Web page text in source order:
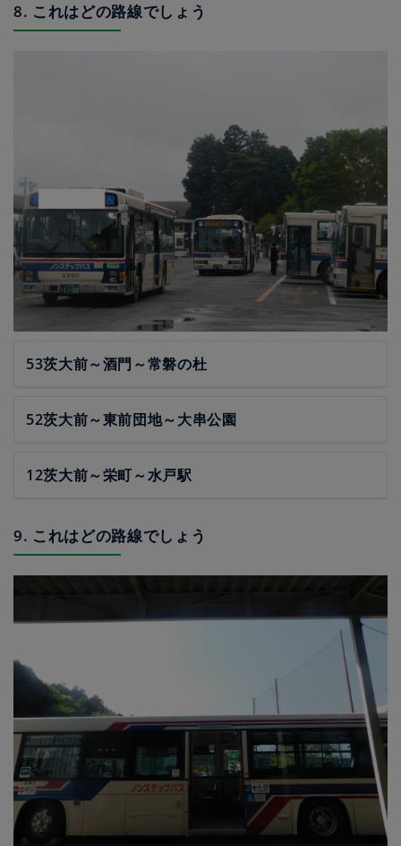
8. これはどの路線でしょう
53茨大前～酒門～常磐の杜
52茨大前～東前団地～大串公園
12茨大前～栄町～水戸駅
9. これはどの路線でしょう